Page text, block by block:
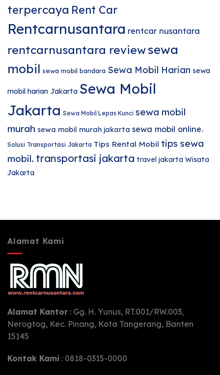
terpercaya Rent Car
Rentcarnusantara rentcar nusantara
rentcarnusantara reviewsewa
mobil sewa mobil bandara Sewa Mobil Harian sewa
mobil harian Jakarta Sewa Mobil
Jakarta Sewa Mobil Lepas Kunci sewa mobil
murah sewa mobil murah jakarta sewa mobil online.
Solusi Transportasi Jakarta Tips Rental Mobil tips sewa
mobil. transportasi jakarta travel jakarta Wisata
Jakarta
Alamat Kami
Alamat Kantor : Gg. H. Yunus, RT.001/RW.003,
Nerogtog, Kec. Pinang, Kota Tangerang, Banten
15145
Kontak Kami : 0818-0315-0000